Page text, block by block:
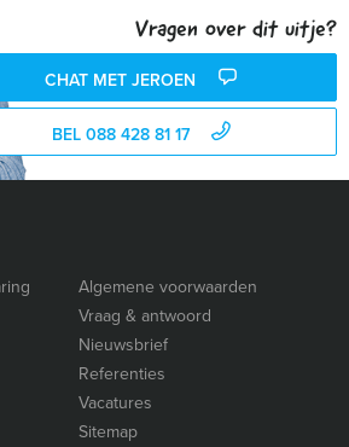
Vragen over dit uitje?
CHAT MET JEROEN
BEL 088 428 81 17
Algemene voorwaarden
Vraag & antwoord
Nieuwsbrief
Referenties
Vacatures
Sitemap